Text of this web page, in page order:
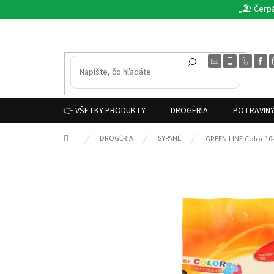
na
„🏖️
👉 VŠETKY PRODUKTY DROGÉRIA POTRAVINY
Domov DROGÉRIA SYPANÉ GREEN LINE Color